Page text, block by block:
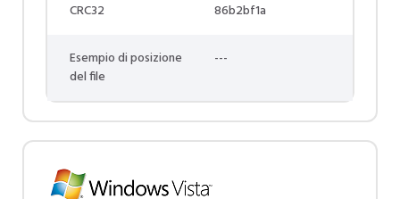
CRC32 86b2bf1a
Esempio di posizione
del file
---